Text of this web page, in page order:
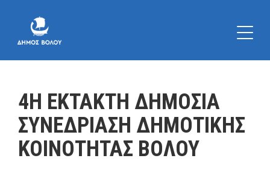
4Η ΕΚΤΑΚΤΗ ΔΗΜΟΣΙΑ
ΣΥΝΕΔΡΙΑΣΗ ΔΗΜΟΤΙΚΗΣ
ΚΟΙΝΟΤΗΤΑΣ ΒΟΛΟΥ